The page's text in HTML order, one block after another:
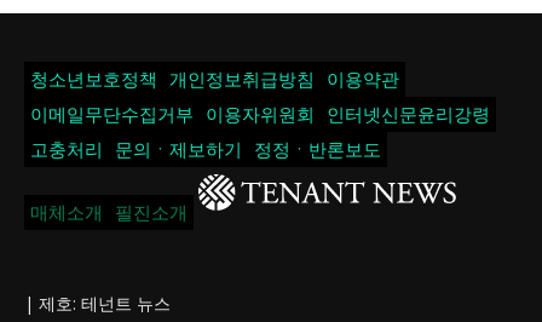
청소년보호정책 개인정보취급방침
이용약관
이메일무단수집거부
이용자위원회
인터넷신문윤리강령
고충처리
문의ㆍ제보하기 정정ㆍ반론보도
매체소개 필진소개
| 제호: 테넌트 뉴스